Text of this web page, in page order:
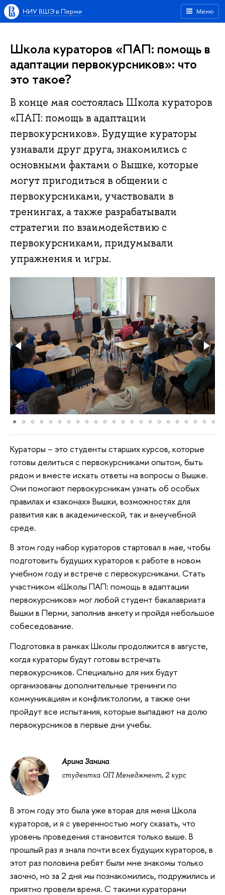
Меню
НИУ ВШЭ в Перми
Школа кураторов «ПАП: помощь в
адаптации первокурсников»: что
это такое?
В конце мая состоялась Школа кураторов
«ПАП: помощь в адаптации
первокурсников». Будущие кураторы
узнавали друг друга, знакомились с
основными фактами о Вышке, которые
могут пригодиться в общении с
первокурсниками, участвовали в
тренингах, а также разрабатывали
стратегии по взаимодействию с
первокурсниками, придумывали
упражнения и игры.
Кураторы − это студенты старших курсов, которые
готовы делиться с первокурсниками опытом, быть
рядом и вместе искать ответы на вопросы о Вышке.
Они помогают первокурсникам узнать об особых
правилах и «законах» Вышки, возможностях для
развития как в академической, так и внеучебной
среде.
В этом году набор кураторов стартовал в мае, чтобы
подготовить будущих кураторов к работе в новом
учебном году и встрече с первокурсниками. Стать
участником «Школы ПАП: помощь в адаптации
первокурсников» мог любой студент бакалавриата
Вышки в Перми, заполнив анкету и пройдя небольшое
собеседование.
Подготовка в рамках Школы продолжится в августе,
когда кураторы будут готовы встречать
первокурсников. Специально для них будут
организованы дополнительные тренинги по
коммуникациям и конфликтологии, а также они
пройдут все испытания, которые выпадают на долю
первокурсников в первые дни учебы.
Арина Занина
студентка ОП Менеджмент, 2 курс
В этом году это была уже вторая для меня Школа
кураторов, и я с уверенностью могу сказать, что
уровень проведения становится только выше. В
прошлый раз я знала почти всех будущих кураторов, в
этот раз половина ребят были мне знакомы только
заочно, но за 2 дня мы познакомились, подружились и
приятно провели время. С такими кураторами